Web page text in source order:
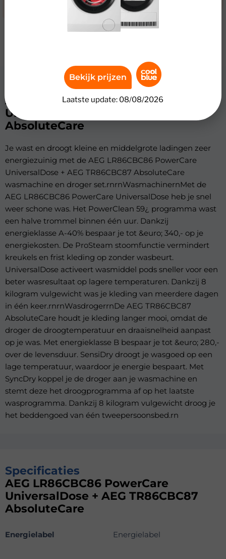
AEG LR86CBC86 PowerCare
UniversalDose + AEG TR86CBC87
AbsoluteCare
Je wast en droogt kleine en middelgrote ladingen zeer
energiezuinig met de AEG LR86CBC86 PowerCare
UniversalDose + AEG TR86CBC87 AbsoluteCare
wasmachine en droger set.rnrnWasmachinernMet de
AEG LR86CBC86 PowerCare UniversalDose heb je snel
weer schone was. Het PowerClean 59¿ programma wast
een halve trommel binnen één uur. Dankzij
energieklasse A-40% bespaar je tot &euro; 340,- op je
energiekosten. De ProSteam stoomfunctie vermindert
kreukels en frist kleding op zonder wasbeurt.
UniversalDose activeert wasmiddel pods sneller voor een
beter wasresultaat op lagere temperaturen. Dankzij 8
kilogram vulgewicht was je kleding van meerdere dagen
in één keer.rnrnWasdrogerrnDe AEG TR86CBC87
AbsoluteCare houdt je kleding langer mooi, omdat de
droger de droogtemperatuur en draaisnelheid aanpast
op je was. Met energieklasse B bespaar je tot &euro; 280,-
over de levensduur. SensiDry droogt je wasgoed op een
lage temperatuur, waardoor je energie bespaart. Met
SyncDry koppel je de droger aan je wasmachine en
stemt deze het droogprogramma af op het laatste
wasprogramma. Dankzij 8 kilogram vulgewicht droog je
het beddengoed van één tweepersoonsbed.rn
Specificaties
AEG LR86CBC86 PowerCare
UniversalDose + AEG TR86CBC87
AbsoluteCare
Energielabel Energielabel
Bekijk prijzen
Laatste update: 08/08/2026